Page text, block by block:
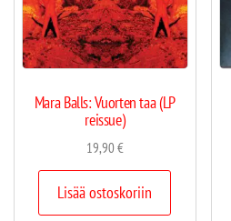
Mara Balls: Vuorten taa (LP
reissue)
19,90€
Lisää ostoskoriin